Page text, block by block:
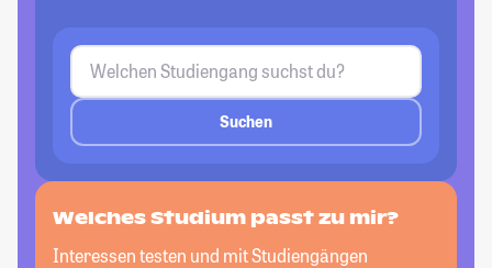
Suchen
Welches Studium passtzu mir?
Interessen testen und mit Studiengängen